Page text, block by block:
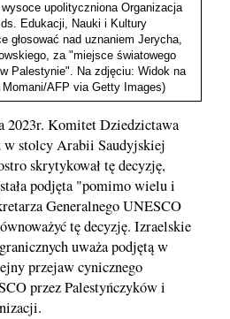
upolityczniona Organizacja
Edukacji, Nauki i Kultury
głosować nad uznaniem Jerycha,
za "miejsce światowego
Palestynie". Na zdjęciu: Widok na
AFP via Getty Images)
2023r. Komitet Dziedzictawa
w stolcy Arabii Saudyjskiej
skrytykował tę decyzję,
podjęta "pomimo wielu i
Generalnego UNESCO
tę decyzję. Izraelskie
uważa podjętą w
przejaw cynicznego
przez Palestyńczyków i